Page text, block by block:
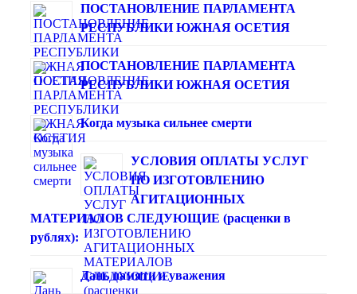
ПОСТАНОВЛЕНИЕ ПАРЛАМЕНТА
РЕСПУБЛИКИ ЮЖНАЯ ОСЕТИЯ
ПОСТАНОВЛЕНИЕ ПАРЛАМЕНТА
РЕСПУБЛИКИ ЮЖНАЯ ОСЕТИЯ
Когда музыка сильнее смерти
УСЛОВИЯ ОПЛАТЫ УСЛУГ
ПО ИЗГОТОВЛЕНИЮ
АГИТАЦИОННЫХ
МАТЕРИАЛОВ СЛЕДУЮЩИЕ (расценки в
рублях):
Дань памяти и уважения